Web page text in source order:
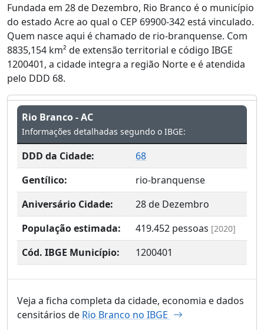
Fundada em 28 de Dezembro, Rio Branco é o município
do estado Acre ao qual o CEP 69900-342 está vinculado.
Quem nasce aqui é chamado de rio-branquense. Com
8835,154 km² de extensão territorial e código IBGE
1200401, a cidade integra a região Norte e é atendida
pelo DDD 68.
Rio Branco - AC
Informações detalhadas segundo o IBGE:
DDD da Cidade:
68
Gentílico:
rio-branquense
Aniversário Cidade:
28 de Dezembro
População estimada:
419.452 pessoas [2020]
Cód. IBGE Município: 1200401
Veja a ficha completa da cidade, economia e dados
censitários de Rio Branco no IBGE